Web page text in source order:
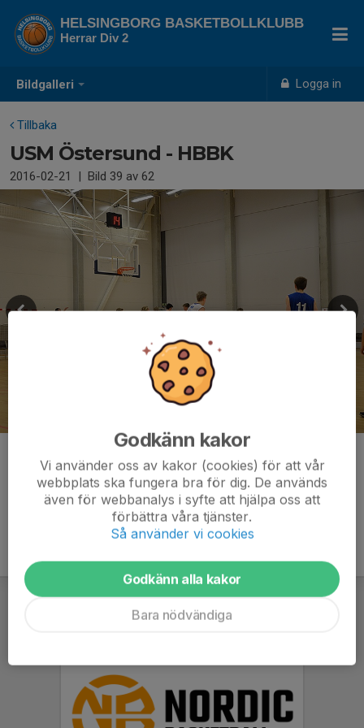
Bildgalleri Logga in
HELSINGBORG BASKETBOLLKLUBB
Herrar Div 2
Tillbaka
USM Östersund - HBBK
2016-02-21 | Bild 39 av 62
Kommentarer
Godkänn kakor
Vi använder oss av kakor (cookies) för att vår
webbplats ska fungera bra för dig. De används
även för webbanalys i syfte att hjälpa oss att
förbättra våra tjänster.
Så använder vi cookies
Godkänn alla kakor
Bara nödvändiga